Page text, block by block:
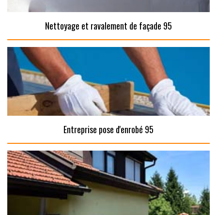
Nettoyage et ravalement de façade 95
Entreprise pose d'enrobé 95